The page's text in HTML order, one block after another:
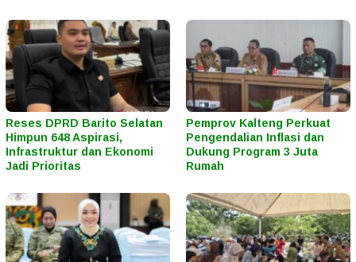
Reses DPRD Barito Selatan
Himpun 648 Aspirasi,
Infrastruktur dan Ekonomi
Jadi Prioritas
Pemprov Kalteng Perkuat
Pengendalian Inflasi dan
Dukung Program 3 Juta
Rumah